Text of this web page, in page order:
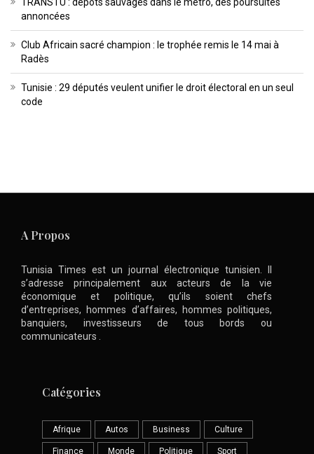
annoncées
Club Africain sacré champion : le trophée remis le 14 mai à
Radès
Tunisie : 29 députés veulent unifier le droit électoral en un seul
code
A Propos
Tunisia Times est un journal électronique tunisien. Il
s’adresse principalement aux acteurs de la vie
économique et politique, qu’ils soient chefs
d’entreprises, hommes d’affaires, hommes politiques,
banquiers, investisseurs de tous bords ou
communicateurs .
Catégories
Afrique Autos Business Culture
Finance Monde Politique Sport